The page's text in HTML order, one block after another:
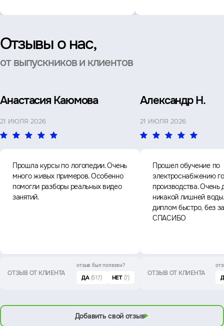
Отзывы о нас,
от выпускников и клиентов
Анастасия Каюмова
21 ИЮЛЯ 2026
Прошла курсы по логопедии. Очень
много живых примеров. Особенно
помогли разборы реальных видео
занятий.
ОТЗЫВ ОТ КЛИЕНТА
отзыв был полезен?
ДА (517) НЕТ (7)
Александр Н.
21 ИЮЛЯ 2026
Прошел обучение по
электроснабжению
производства. Очень
никакой лишней
диплом быстро, без
СПАСИБО
ОТЗЫВ ОТ КЛИЕНТА
Добавить свой отзыв